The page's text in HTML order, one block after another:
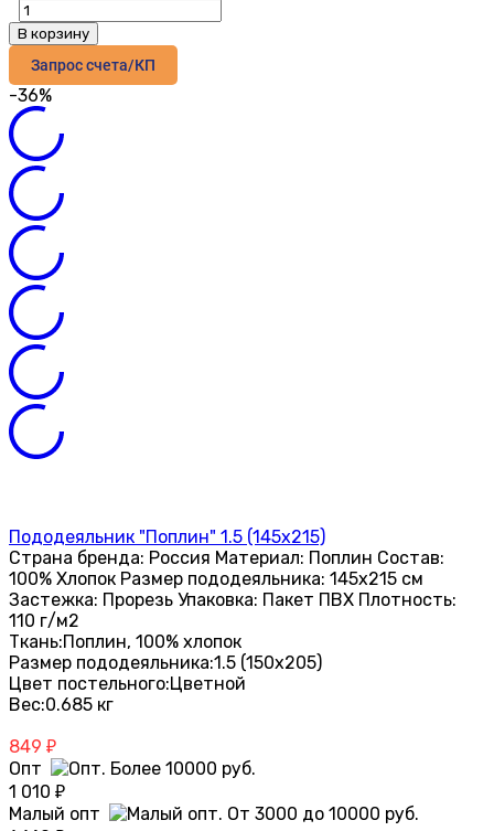
В корзину
Запрос счета/КП
-36%
Пододеяльник "Поплин" 1.5 (145х215)
Страна бренда: Россия Материал: Поплин Состав:
100% Хлопок Размер пододеяльника: 145х215 см
Застежка: Прорезь Упаковка: Пакет ПВХ Плотность:
110 г/м2
Ткань:Поплин, 100% хлопок
Размер пододеяльника:1.5 (150х205)
Цвет постельного:Цветной
Вес:0.685 кг
849 ₽
Опт
1 010 ₽
Малый опт